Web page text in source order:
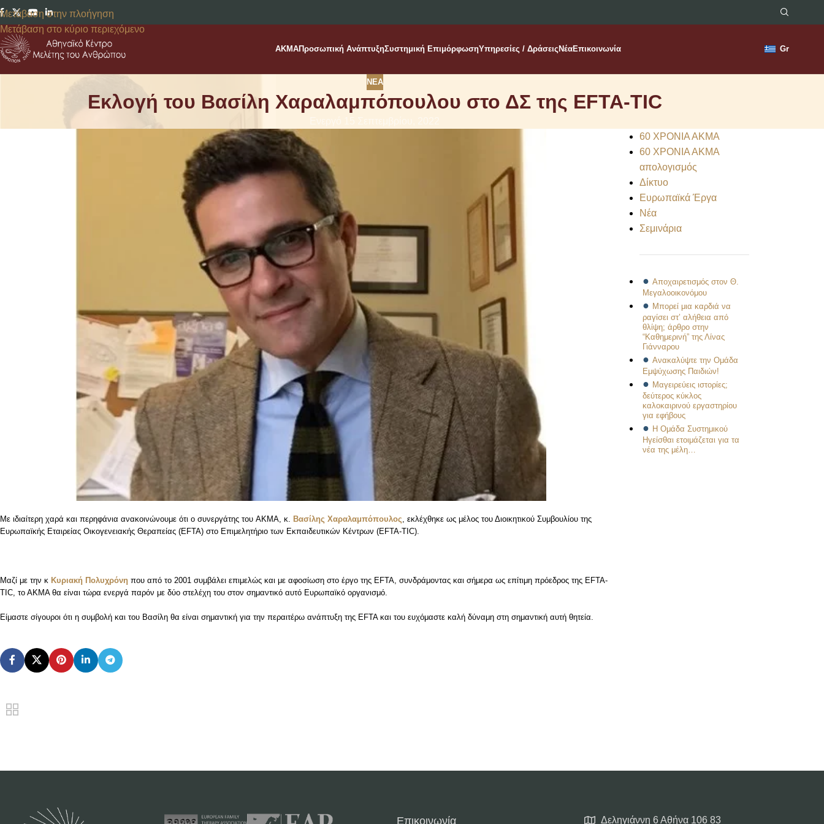
Μετάβαση στην πλοήγηση
Μετάβαση στο κύριο περιεχόμενο
AKMAΠροσωπική ΑνάπτυξηΣυστημική ΕπιμόρφωσηΥπηρεσίες / Δράσεις ΝέαΕπικοινωνία Gr
ΝΈΑ
Εκλογή του Βασίλη Χαραλαμπόπουλου στο ΔΣ της EFTA-TIC
Με ιδιαίτερη χαρά και περηφάνια ανακοινώνουμε ότι ο συνεργάτης του ΑΚΜΑ, κ. Βασίλης Χαραλαμπόπουλος, εκλέχθηκε ως μέλος του Διοικητικού Συμβουλίου της
Ευρωπαϊκής Εταιρείας Οικογενειακής Θεραπείας (EFTA) στο Επιμελητήριο των Εκπαιδευτικών Κέντρων (EFTA-TIC).
Μαζί με την κ Κυριακή Πολυχρόνη που από το 2001 συμβάλει επιμελώς και με αφοσίωση στο έργο της EFTA, συνδράμοντας και σήμερα ως επίτιμη πρόεδρος της ΕFTA-
TIC, το ΑΚΜΑ θα είναι τώρα ενεργά παρόν με δύο στελέχη του στον σημαντικό αυτό Ευρωπαϊκό οργανισμό.
Είμαστε σίγουροι ότι η συμβολή και του Βασίλη θα είναι σημαντική για την περαιτέρω ανάπτυξη της EFTA και του ευχόμαστε καλή δύναμη στη σημαντική αυτή θητεία.
60 ΧΡΟΝΙΑ ΑΚΜΑ
60 ΧΡΟΝΙΑ ΑΚΜΑ
απολογισμός
Δίκτυο
Ευρωπαϊκά Έργα
Νέα
Σεμινάρια
Αποχαιρετισμός στον Θ.
Μεγαλοοικονόμου
Μπορεί μια καρδιά να
ραγίσει στ’ αλήθεια από
θλίψη; άρθρο στην
“Καθημερινή” της Λίνας
Γιάνναρου
Ανακαλύψτε την Ομάδα
Εμψύχωσης Παιδιών!
Μαγειρεύεις ιστορίες;
δεύτερος κύκλος
καλοκαιρινού εργαστηρίου
για εφήβους
Η Ομάδα Συστημικού
Ηγείσθαι ετοιμάζεται για τα
νέα της μέλη…
Επικοινωνία Δεληγιάννη 6 Αθήνα 106 83